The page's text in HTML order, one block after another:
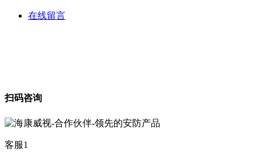
在线留言
扫码咨询
客服1